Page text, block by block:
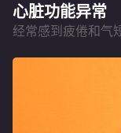
心脏功能异常
经常感到疲倦和气